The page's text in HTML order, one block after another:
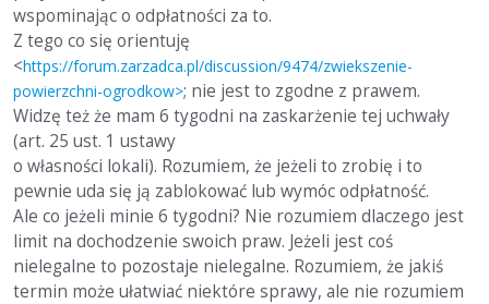
wspominając o odpłatności za to.
Z tego co się orientuję
<https://forum.zarzadca.pl/discussion/9474/zwiekszenie-
powierzchni-ogrodkow>; nie jest to zgodne z prawem.
Widzę też że mam 6 tygodni na zaskarżenie tej uchwały
(art. 25 ust. 1 ustawy
o własności lokali). Rozumiem, że jeżeli to zrobię i to
pewnie uda się ją zablokować lub wymóc odpłatność.
Ale co jeżeli minie 6 tygodni? Nie rozumiem dlaczego jest
limit na dochodzenie swoich praw. Jeżeli jest coś
nielegalne to pozostaje nielegalne. Rozumiem, że jakiś
termin może ułatwiać niektóre sprawy, ale nie rozumiem